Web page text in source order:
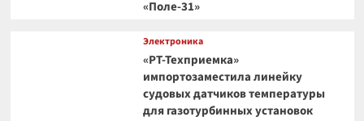
«Поле-31»
Электроника
«РТ-Техприемка»
импортозаместила линейку
судовых датчиков температуры
для газотурбинных установок